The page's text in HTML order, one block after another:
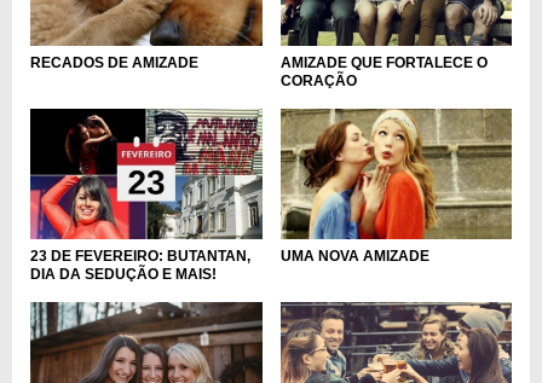
RECADOS DE AMIZADE
AMIZADE QUE FORTALECE O
CORAÇÃO
23 DE FEVEREIRO: BUTANTAN,
DIA DA SEDUÇÃO E MAIS!
UMA NOVA AMIZADE